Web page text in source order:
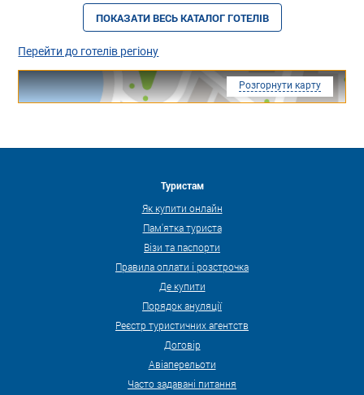
ПОКАЗАТИ ВЕСЬ КАТАЛОГ ГОТЕЛІВ
Перейти до готелів регіону
Розгорнути карту
Туристам
Як купити онлайн
Пам'ятка туриста
Візи та паспорти
Правила оплати і розстрочка
Де купити
Порядок ануляції
Реєстр туристичних агентств
Договір
Авіаперельоти
Часто задавані питання